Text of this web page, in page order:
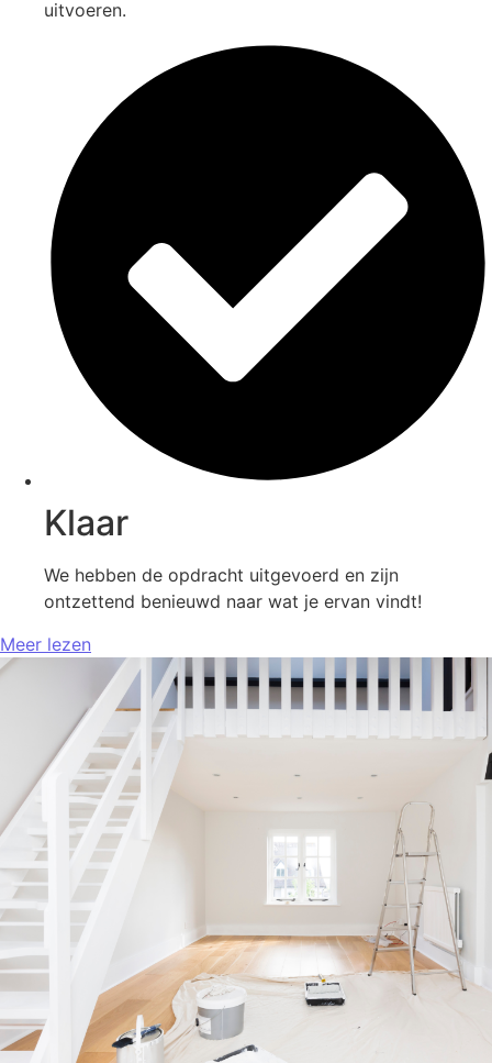
uitvoeren.
Klaar
We hebben de opdracht uitgevoerd en zijn
ontzettend benieuwd naar wat je ervan vindt!
Meer lezen